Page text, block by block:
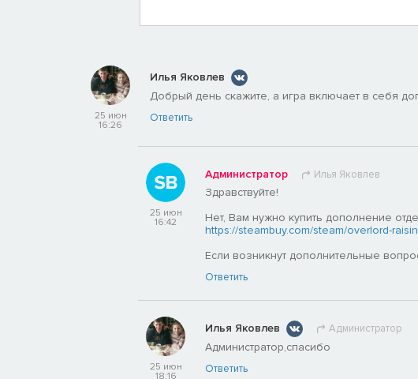
25 июн
16:26
Илья Яковлев
Добрый день скажите, а игра включает в себя
Ответить
25 июн
16:42
Администратор Илья Яковлев
Здравствуйте!
Нет, Вам нужно купить дополнение
https://steambuy.com/steam/overlord-
Если возникнут дополнительные
Ответить
25 июн
18:16
Илья Яковлев Администратор
Администратор,спасибо
Ответить